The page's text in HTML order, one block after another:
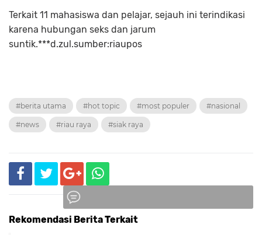
Terkait 11 mahasiswa dan pelajar, sejauh ini terindikasi
karena hubungan seks dan jarum
suntik.***d.zul.sumber:riaupos
#berita utama #hot topic #most populer #nasional
#news #riau raya #siak raya
Rekomendasi Berita Terkait